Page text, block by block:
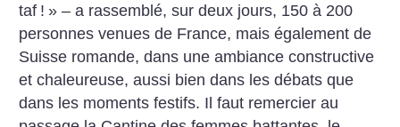
taf ! » – a rassemblé, sur deux jours, 150 à 200
personnes venues de France, mais également de
Suisse romande, dans une ambiance constructive
et chaleureuse, aussi bien dans les débats que
dans les moments festifs. Il faut remercier au